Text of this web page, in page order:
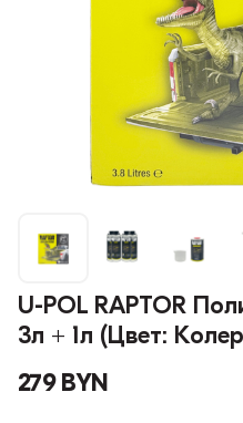
U-POL RAPTOR
3л + 1л (Цвет:
279 BYN